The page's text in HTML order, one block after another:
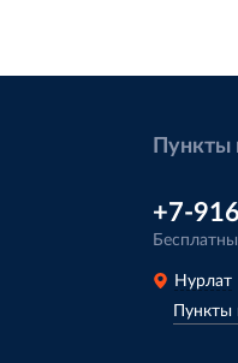
Пункты
+7-
Нурлат